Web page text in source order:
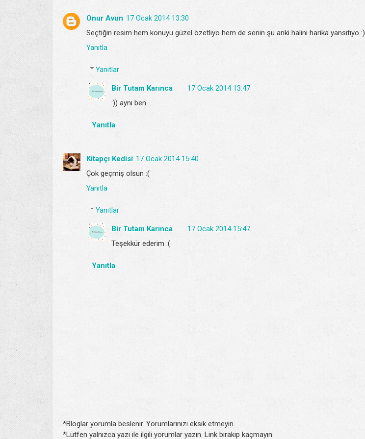
Onur Avun 17 Ocak 2014 13:30
Seçtiğin resim hem konuyu güzel özetliyo hem de senin şu anki halini harika yansıtıyo :)
Yanıtla
Yanıtlar
Bir Tutam Karınca
17 Ocak 2014 13:47
:)) aynı ben ..
Yanıtla
Kitapçı Kedisi 17 Ocak 2014 15:40
Çok geçmiş olsun :(
Yanıtla
Yanıtlar
Bir Tutam Karınca
17 Ocak 2014 15:47
Teşekkür ederim :(
Yanıtla
*Bloglar yorumla beslenir. Yorumlarınızı eksik etmeyin.
*Lütfen yalnızca yazı ile ilgili yorumlar yazın. Link bırakıp kaçmayın.